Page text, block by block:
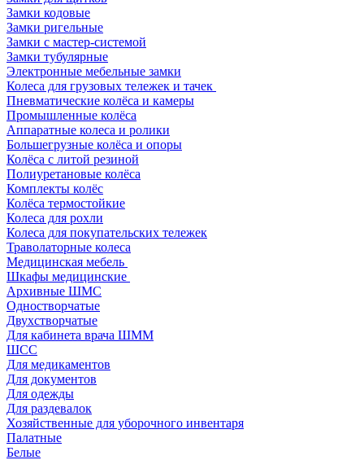
Замки кодовые
Замки ригельные
Замки с мастер-системой
Замки тубулярные
Электронные мебельные замки
Колеса для грузовых тележек и тачек
Пневматические колёса и камеры
Промышленные колёса
Аппаратные колеса и ролики
Большегрузные колёса и опоры
Колёса с литой резиной
Полиуретановые колёса
Комплекты колёс
Колёса термостойкие
Колеса для рохли
Колеса для покупательских тележек
Траволаторные колеса
Медицинская мебель
Шкафы медицинские
Архивные ШМС
Одностворчатые
Двухстворчатые
Для кабинета врача ШММ
ШСС
Для медикаментов
Для документов
Для одежды
Для раздевалок
Хозяйственные для уборочного инвентаря
Палатные
Белые